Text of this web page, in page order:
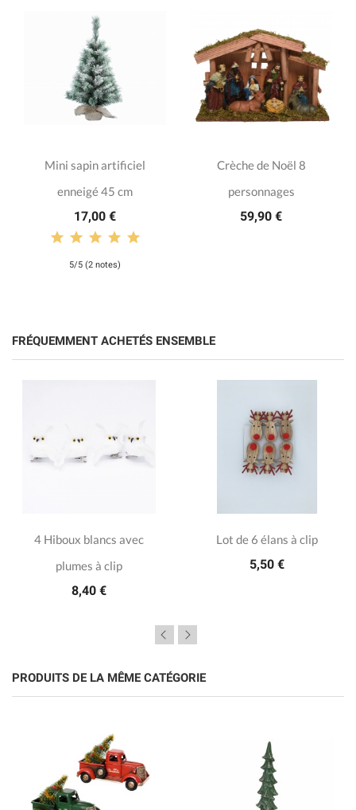
Mini sapin artificiel
enneigé 45 cm
17,00 €
5/5 (2 notes)
Crèche de Noël 8
personnages
59,90 €
FRÉQUEMMENT ACHETÉS ENSEMBLE
4 Hiboux blancs avec
plumes à clip
8,40 €
Lot de 6 élans à clip
5,50 €
PRODUITS DE LA MÊME CATÉGORIE